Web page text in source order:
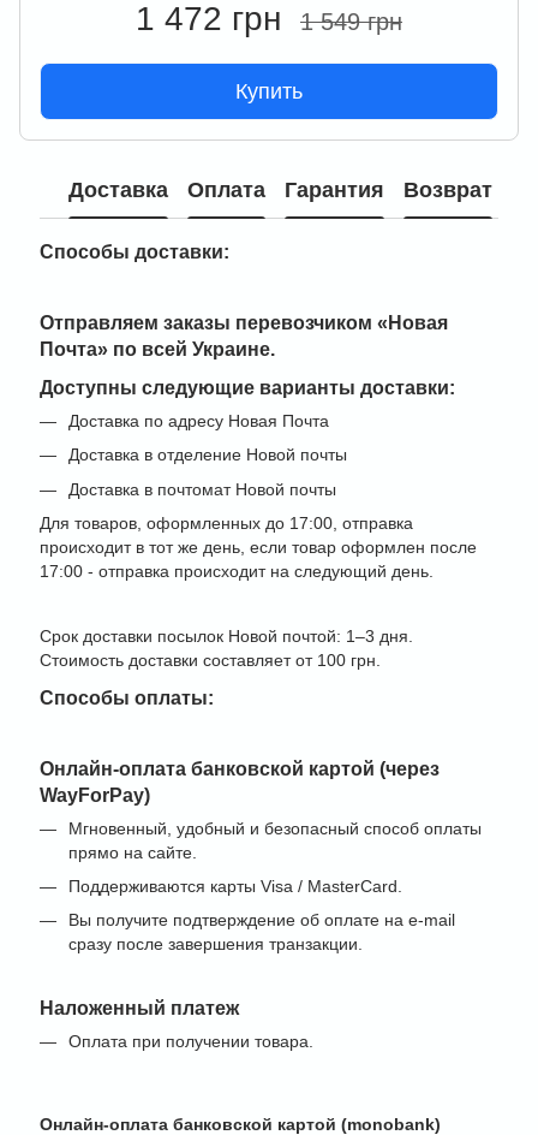
1 472 грн 1 549 грн
Купить
Доставка Оплата Гарантия Возврат
Способы доставки:
Отправляем заказы перевозчиком «Новая
Почта» по всей Украине.
Доступны следующие варианты доставки:
Доставка по адресу Новая Почта
Доставка в отделение Новой почты
Доставка в почтомат Новой почты
Для товаров, оформленных до 17:00, отправка
происходит в тот же день, если товар оформлен после
17:00 - отправка происходит на следующий день.
Срок доставки посылок Новой почтой: 1–3 дня.
Стоимость доставки составляет от 100 грн.
Способы оплаты:
Онлайн-оплата банковской картой (через
WayForPay)
Мгновенный, удобный и безопасный способ оплаты
прямо на сайте.
Поддерживаются карты Visa / MasterCard.
Вы получите подтверждение об оплате на e-mail
сразу после завершения транзакции.
Наложенный платеж
Оплата при получении товара.
Онлайн-оплата банковской картой (monobank)